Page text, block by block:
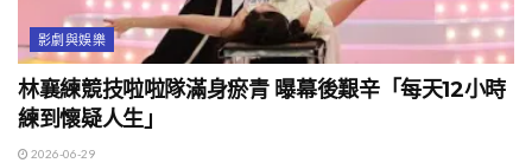
影劇與娛樂
林襄練競技啦啦隊滿身瘀青 曝幕後艱辛「每天12小時
練到懷疑人生」
2026-06-29